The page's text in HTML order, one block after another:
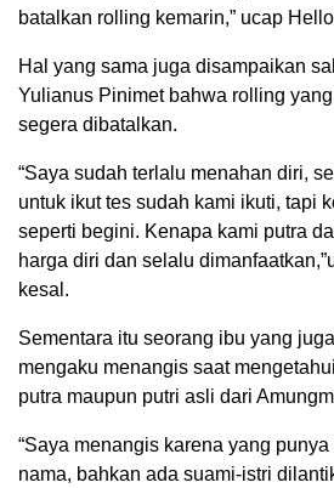
batalkan rolling kemarin,” ucap
Hal yang sama juga disampaikan
Yulianus Pinimet bahwa rolling
segera dibatalkan.
“Saya sudah terlalu menahan diri,
untuk ikut tes sudah kami ikuti, tapi
seperti begini. Kenapa kami putra
harga diri dan selalu
kesal.
Sementara itu seorang ibu yang
mengaku menangis saat
putra maupun putri asli dari
“Saya menangis karena yang
nama, bahkan ada suami-istri